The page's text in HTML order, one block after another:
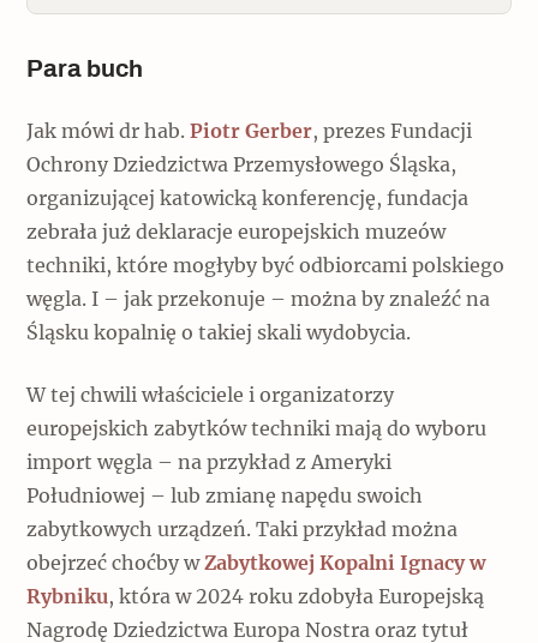
Para buch
Jak mówi dr hab. Piotr Gerber, prezes Fundacji
Ochrony Dziedzictwa Przemysłowego Śląska,
organizującej katowicką konferencję, fundacja
zebrała już deklaracje europejskich muzeów
techniki, które mogłyby być odbiorcami polskiego
węgla. I – jak przekonuje – można by znaleźć na
Śląsku kopalnię o takiej skali wydobycia.
W tej chwili właściciele i organizatorzy
europejskich zabytków techniki mają do wyboru
import węgla – na przykład z Ameryki
Południowej – lub zmianę napędu swoich
zabytkowych urządzeń. Taki przykład można
obejrzeć choćby wZabytkowej Kopalni Ignacy w
Rybniku, która w 2024 roku zdobyła Europejską
Nagrodę Dziedzictwa Europa Nostra oraz tytuł